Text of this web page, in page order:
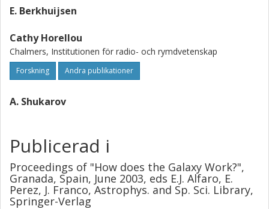
E. Berkhuijsen
Cathy Horellou
Chalmers, Institutionen för radio- och rymdvetenskap
Forskning Andra publikationer
A. Shukarov
Publicerad i
Proceedings of "How does the Galaxy Work?",
Granada, Spain, June 2003, eds E.J. Alfaro, E.
Perez, J. Franco, Astrophys. and Sp. Sci. Library,
Springer-Verlag